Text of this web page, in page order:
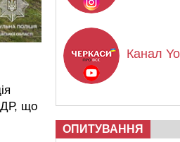
що
Канал
ОПИТУВАННЯ